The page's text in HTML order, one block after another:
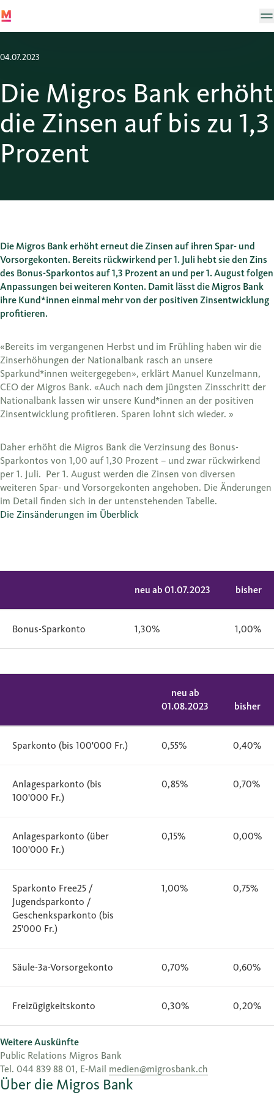
04.07.2023
Die Migros Bank erhöht
die Zinsen auf bis zu 1,3
Prozent
Die Migros Bank erhöht erneut die Zinsen auf ihren Spar- und
Vorsorgekonten. Bereits rückwirkend per 1. Juli hebt sie den Zins
des Bonus-Sparkontos auf 1,3 Prozent an und per 1. August folgen
Anpassungen bei weiteren Konten. Damit lässt die Migros Bank
ihre Kund*innen einmal mehr von der positiven Zinsentwicklung
profitieren.
«Bereits im vergangenen Herbst und im Frühling haben wir die
Zinserhöhungen der Nationalbank rasch an unsere
Sparkund*innen weitergegeben», erklärt Manuel Kunzelmann,
CEO der Migros Bank. «Auch nach dem jüngsten Zinsschritt der
Nationalbank lassen wir unsere Kund*innen an der positiven
Zinsentwicklung profitieren. Sparen lohnt sich wieder. »
Daher erhöht die Migros Bank die Verzinsung des Bonus-
Sparkontos von 1,00 auf 1,30 Prozent – und zwar rückwirkend
per 1. Juli. Per 1. August werden die Zinsen von diversen
weiteren Spar- und Vorsorgekonten angehoben. Die Änderungen
im Detail finden sich in der untenstehenden Tabelle.
Die Zinsänderungen im Überblick
neu ab 01.07.2023 bisher
Bonus-Sparkonto 1,30% 1,00%
neu ab
01.08.2023
bisher
Sparkonto (bis 100'000 Fr.) 0,55% 0,40%
Anlagesparkonto (bis
100'000 Fr.)
0,85% 0,70%
Anlagesparkonto (über
100'000 Fr.)
0,15% 0,00%
Sparkonto Free25 /
Jugendsparkonto /
Geschenksparkonto (bis
25'000 Fr.)
1,00% 0,75%
Säule-3a-Vorsorgekonto 0,70% 0,60%
Freizügigkeitskonto 0,30% 0,20%
Weitere Auskünfte
Public Relations Migros Bank
Tel. 044 839 88 01, E-Mail medien@migrosbank.ch
Über die Migros Bank